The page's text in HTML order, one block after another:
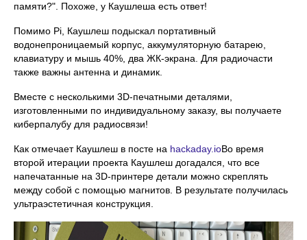
памяти?". Похоже, у Каушлеша есть ответ!
Помимо Pi, Каушлеш подыскал портативный
водонепроницаемый корпус, аккумуляторную батарею,
клавиатуру и мышь 40%, два ЖК-экрана. Для радиочасти
также важны антенна и динамик.
Вместе с несколькими 3D-печатными деталями,
изготовленными по индивидуальному заказу, вы получаете
киберпалубу для радиосвязи!
Как отмечает Каушлеш в посте на hackaday.ioВо время
второй итерации проекта Каушлеш догадался, что все
напечатанные на 3D-принтере детали можно скреплять
между собой с помощью магнитов. В результате получилась
ультраэстетичная конструкция.